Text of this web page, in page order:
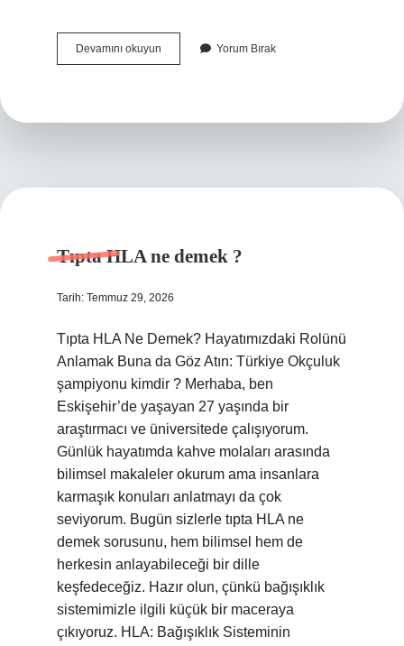
Devamını okuyun
Teala
Yorum Bırak
Tıpta HLA ne demek ?
Tarih: Temmuz 29, 2026
Tıpta HLA Ne Demek? Hayatımızdaki Rolünü
Anlamak Buna da Göz Atın: Türkiye Okçuluk
şampiyonu kimdir ? Merhaba, ben
Eskişehir’de yaşayan 27 yaşında bir
araştırmacı ve üniversitede çalışıyorum.
Günlük hayatımda kahve molaları arasında
bilimsel makaleler okurum ama insanlara
karmaşık konuları anlatmayı da çok
seviyorum. Bugün sizlerle tıpta HLA ne
demek sorusunu, hem bilimsel hem de
herkesin anlayabileceği bir dille
keşfedeceğiz. Hazır olun, çünkü bağışıklık
sistemimizle ilgili küçük bir maceraya
çıkıyoruz. HLA: Bağışıklık Sisteminin